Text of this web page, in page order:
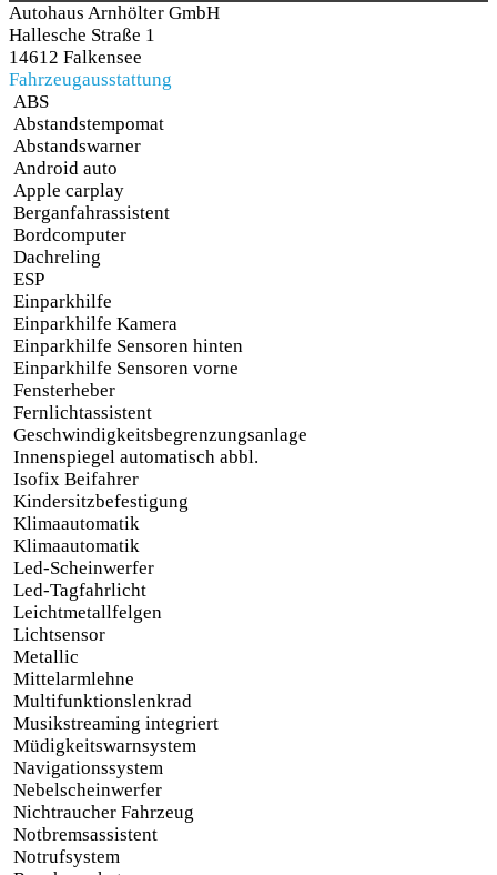
Autohaus Arnhölter GmbH
Hallesche Straße 1
14612 Falkensee
Fahrzeugausstattung
ABS
Abstandstempomat
Abstandswarner
Android auto
Apple carplay
Berganfahrassistent
Bordcomputer
Dachreling
ESP
Einparkhilfe
Einparkhilfe Kamera
Einparkhilfe Sensoren hinten
Einparkhilfe Sensoren vorne
Fensterheber
Fernlichtassistent
Geschwindigkeitsbegrenzungsanlage
Innenspiegel automatisch abbl.
Isofix Beifahrer
Kindersitzbefestigung
Klimaautomatik
Klimaautomatik
Led-Scheinwerfer
Led-Tagfahrlicht
Leichtmetallfelgen
Lichtsensor
Metallic
Mittelarmlehne
Multifunktionslenkrad
Musikstreaming integriert
Müdigkeitswarnsystem
Navigationssystem
Nebelscheinwerfer
Nichtraucher Fahrzeug
Notbremsassistent
Notrufsystem